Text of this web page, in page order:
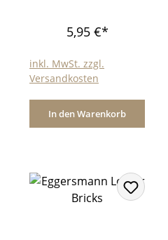
5,95 €*
inkl. MwSt. zzgl.
Versandkosten
In den Warenkorb